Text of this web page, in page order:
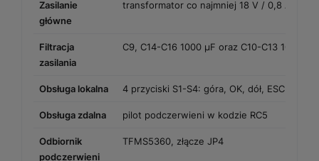
Zasilanie
główne
transformator co najmniej 18 V / 0,8 A
Filtracja
zasilania
C9, C14-C16 1000 µF oraz C10-C13 100 nF
Obsługa lokalna 4 przyciski S1-S4: góra, OK, dół, ESC
Obsługa zdalna pilot podczerwieni w kodzie RC5
Odbiornik
podczerwieni
TFMS5360, złącze JP4